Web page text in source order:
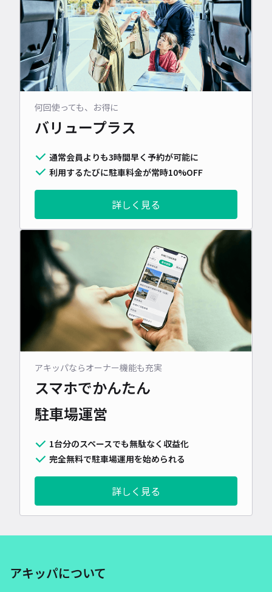
何回使っても、お得に
バリュープラス
通常会員よりも3時間早く予約が可能に
利用するたびに駐車料金が常時10%OFF
詳しく見る
アキッパならオーナー機能も充実
スマホでかんたん
駐車場運営
1台分のスペースでも無駄なく収益化
完全無料で駐車場運用を始められる
詳しく見る
アキッパについて